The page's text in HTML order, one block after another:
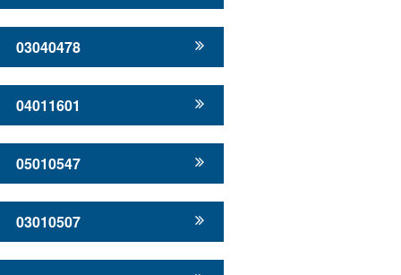
03040478
04011601
05010547
03010507